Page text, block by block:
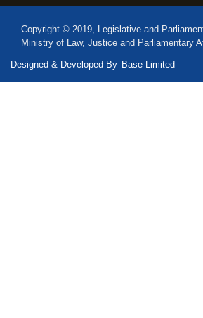
Copyright © 2019, Legislative and
Ministry of Law, Justice and Parliamentary
Designed & Developed By Base Limited